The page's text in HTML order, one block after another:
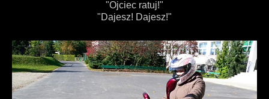
"Ojciec ratuj!"
"Dajesz! Dajesz!"